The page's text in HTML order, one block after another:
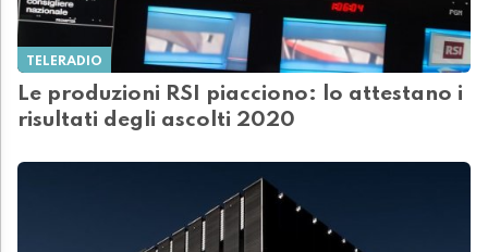
TELERADIO
Le produzioni RSI piacciono: lo attestano i
risultati degli ascolti 2020